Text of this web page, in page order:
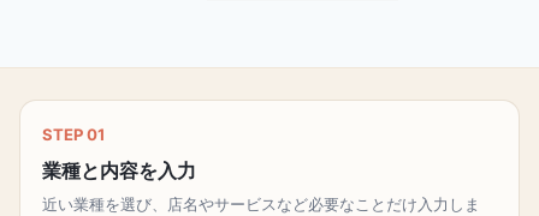
STEP 01
業種と内容を入力
近い業種を選び、店名やサービスなど必要なことだけ入力しま